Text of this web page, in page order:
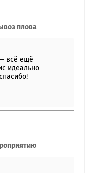
плова
всё ещё
идеально